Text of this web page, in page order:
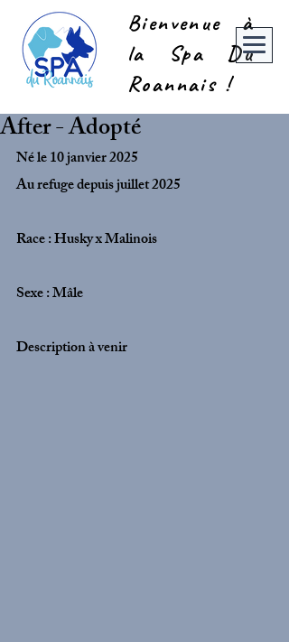
Bienvenue à
la Spa Du
Roannais !
After - Adopté
Né le 10 janvier 2025
Au refuge depuis juillet 2025
Race : Husky x Malinois
Sexe : Mâle
Description à venir